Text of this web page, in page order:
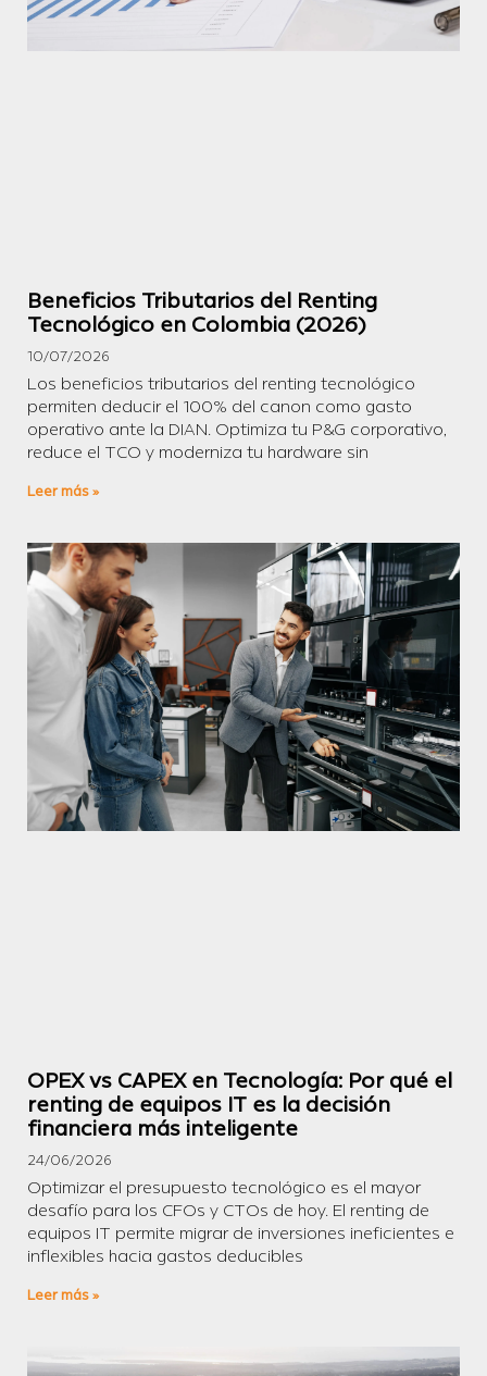
Beneficios Tributarios del Renting
Tecnológico en Colombia (2026)
10/07/2026
Los beneficios tributarios del renting tecnológico
permiten deducir el 100% del canon como gasto
operativo ante la DIAN. Optimiza tu P&G corporativo,
reduce el TCO y moderniza tu hardware sin
Leer más »
OPEX vs CAPEX en Tecnología: Por qué el
renting de equipos IT es la decisión
financiera más inteligente
24/06/2026
Optimizar el presupuesto tecnológico es el mayor
desafío para los CFOs y CTOs de hoy. El renting de
equipos IT permite migrar de inversiones ineficientes e
inflexibles hacia gastos deducibles
Leer más »